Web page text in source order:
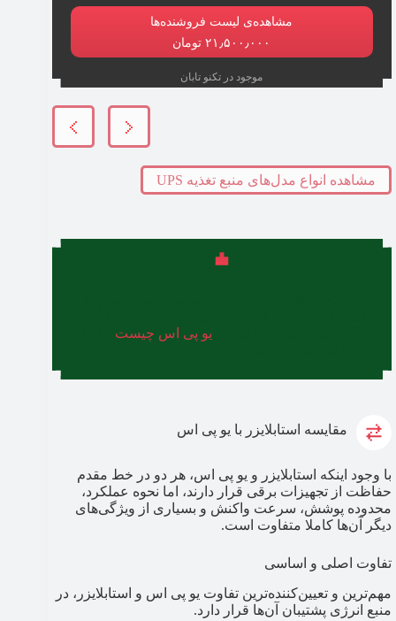
مشاهده‌ی لیست فروشنده‌ها
۲۱٫۵۰۰٫۰۰۰ تومان
موجود در تکنو تابان
مشاهده انواع مدل‌های منبع تغذیه UPS
یو پی اس چیست
مقایسه استابلایزر با یو پی اس
با وجود اینکه استابلایزر و یو پی اس، هر دو در خط مقدم
حفاظت از تجهیزات برقی قرار دارند، اما نحوه عملکرد،
محدوده پوشش، سرعت واکنش و بسیاری از ویژگی‌های
دیگر آن‌ها کاملا متفاوت است.
تفاوت اصلی و اساسی
مهم‌ترین و تعیین‌کننده‌ترین تفاوت یو پی اس و استابلایزر، در
منبع انرژی پشتیبان آن‌ها قرار دارد.